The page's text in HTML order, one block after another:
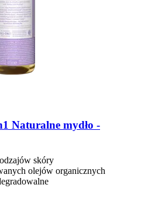
Naturalne mydło -​
skóry
olejów organicznych